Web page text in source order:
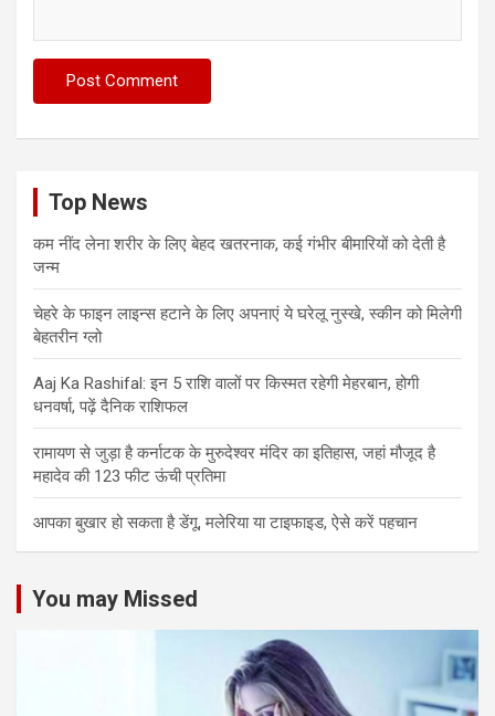
Top News
कम नींद लेना शरीर के लिए बेहद खतरनाक, कई गंभीर बीमारियों को देती है
जन्म
चेहरे के फाइन लाइन्स हटाने के लिए अपनाएं ये घरेलू नुस्खे, स्कीन को मिलेगी
बेहतरीन ग्लो
Aaj Ka Rashifal: इन 5 राशि वालों पर किस्मत रहेगी मेहरबान, होगी
धनवर्षा, पढ़ें दैनिक राशिफल
रामायण से जुड़ा है कर्नाटक के मुरुदेश्वर मंदिर का इतिहास, जहां मौजूद है
महादेव की 123 फीट ऊंची प्रतिमा
आपका बुखार हो सकता है डेंगू, मलेरिया या टाइफाइड, ऐसे करें पहचान
You may Missed